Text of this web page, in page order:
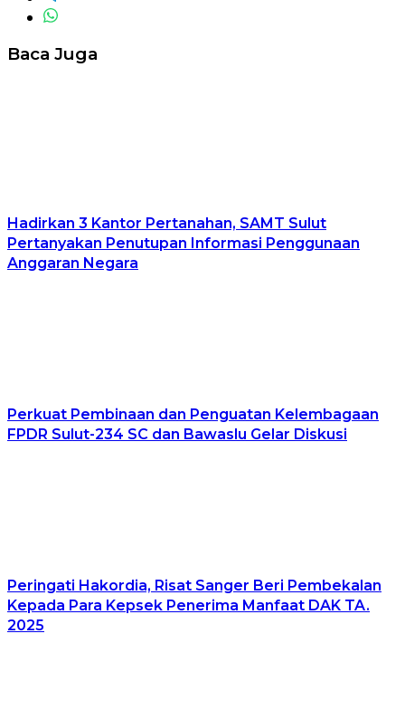
Baca Juga
Hadirkan 3 Kantor Pertanahan, SAMT Sulut
Pertanyakan Penutupan Informasi Penggunaan
Anggaran Negara
Perkuat Pembinaan dan Penguatan Kelembagaan
FPDR Sulut-234 SC dan Bawaslu Gelar Diskusi
Peringati Hakordia, Risat Sanger Beri Pembekalan
Kepada Para Kepsek Penerima Manfaat DAK TA.
2025